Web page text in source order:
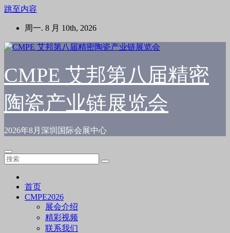
跳至内容
周一. 8 月 10th, 2026
CMPE 艾邦第八届精密
陶瓷产业链展览会
2026年8月深圳国际会展中心
首页
CMPE2026
展会介绍
精彩视频
联系我们